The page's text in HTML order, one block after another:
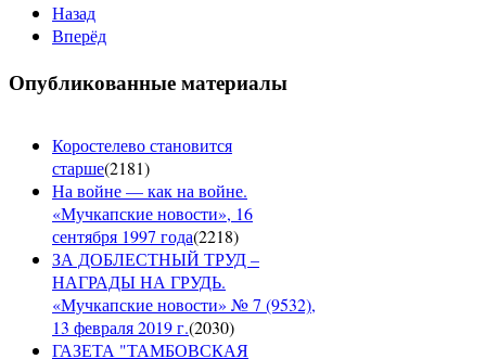
Назад
Вперёд
Опубликованные материалы
Коростелево становится
старше(2181)
На войне — как на войне.
«Мучкапские новости», 16
сентября 1997 года(2218)
ЗА ДОБЛЕСТНЫЙ ТРУД –
НАГРАДЫ НА ГРУДЬ.
«Мучкапские новости» № 7 (9532),
13 февраля 2019 г.(2030)
ГАЗЕТА "ТАМБОВСКАЯ